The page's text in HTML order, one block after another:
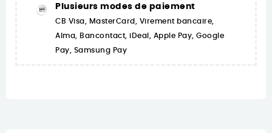
Plusieurs modes de paiement
CB Visa, MasterCard, Virement bancaire,
Alma, Bancontact, iDeal, Apple Pay, Google
Pay, Samsung Pay